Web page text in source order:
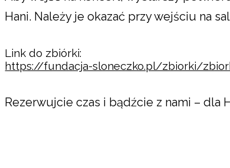
Hani. Należy je okazać przy wejściu na
Link do zbiórki:
https://fundacja-sloneczko.pl/zbiorki/
Rezerwujcie czas i bądźcie z nami – dla